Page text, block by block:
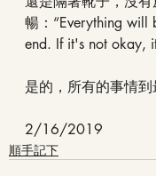
暢：“Everything will
end. If it's not okay,
是的，所有的事情
2/16/2019
順手記下